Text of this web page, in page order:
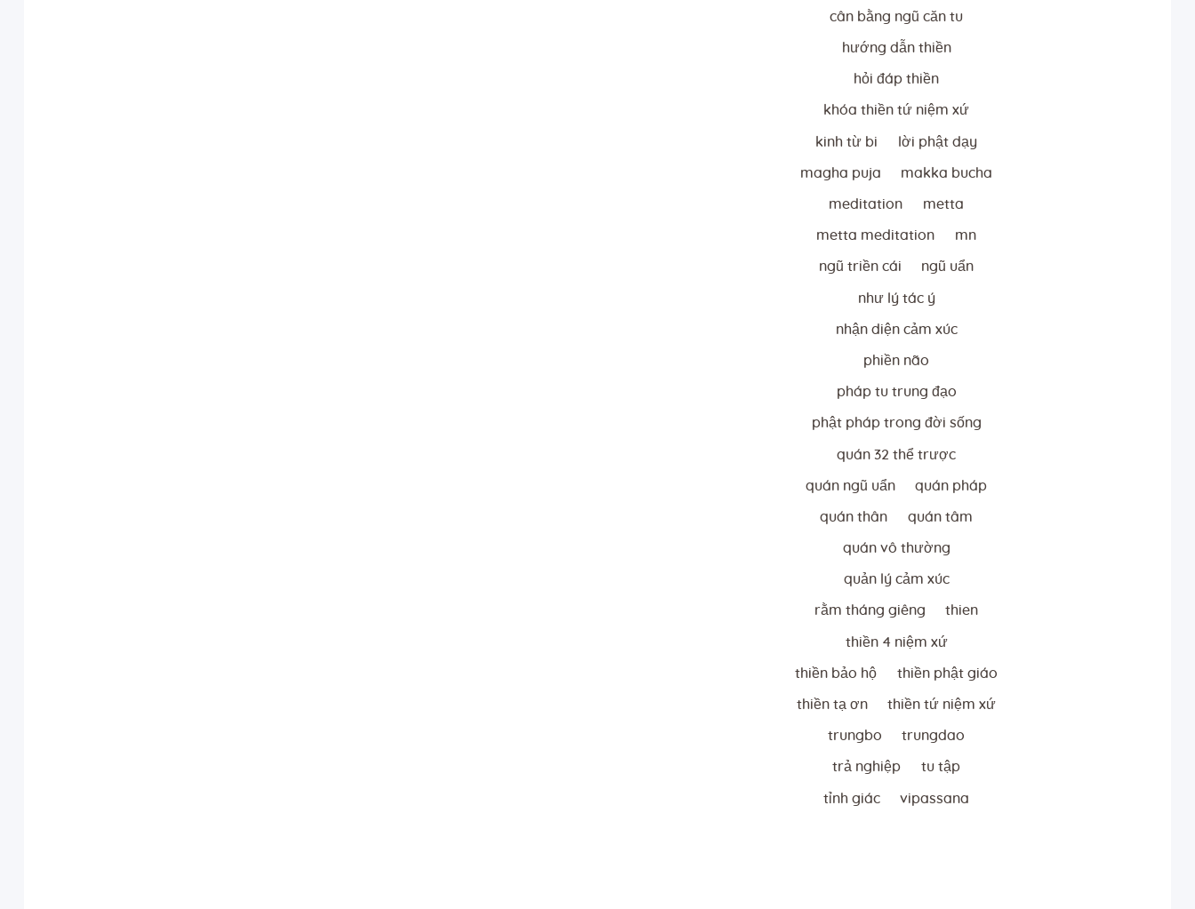
cân bằng ngũ căn tu
hướng dẫn thiền
hỏi đáp thiền
khóa thiền tứ niệm xứ
kinh từ bi lời phật dạy
magha puja makka bucha
meditation metta
metta meditation mn
ngũ triền cái ngũ uẩn
như lý tác ý
nhận diện cảm xúc
phiền não
pháp tu trung đạo
phật pháp trong đời sống
quán 32 thể trược
quán ngũ uẩn quán pháp
quán thân quán tâm
quán vô thường
quản lý cảm xúc
rằm tháng giêng thien
thiền 4 niệm xứ
thiền bảo hộ thiền phật giáo
thiền tạ ơn thiền tứ niệm xứ
trungbo trungdao
trả nghiệp tu tập
tỉnh giác vipassana